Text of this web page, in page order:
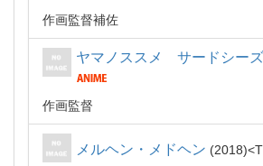
作画監督補佐
ヤマノススメ サードシー
作画監督
メルヘン・メドヘン 2018